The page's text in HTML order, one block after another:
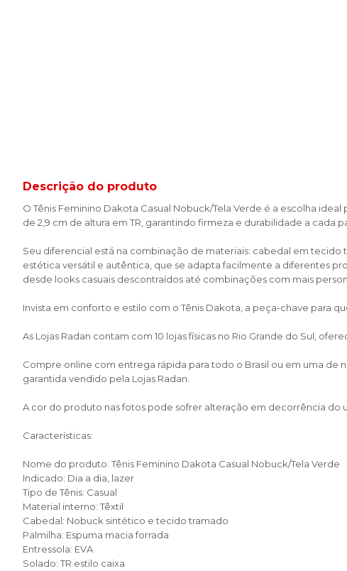
Descrição do produto
O Tênis Feminino Dakota Casual Nobuck/Tela Verde é a escolha
de 2,9 cm de altura em TR, garantindo firmeza e durabilidade a
Seu diferencial está na combinação de materiais: cabedal em
estética versátil e autêntica, que se adapta facilmente a diferentes
desde looks casuais descontraídos até combinações com mais
Invista em conforto e estilo com o Tênis Dakota, a peça-chave para
As Lojas Radan contam com 10 lojas físicas no Rio Grande do Sul,
Compre online com entrega rápida para todo o Brasil ou em uma
garantida vendido pela Lojas Radan.
A cor do produto nas fotos pode sofrer alteração em decorrência do
Características:
Nome do produto: Tênis Feminino Dakota Casual Nobuck/Tela Verde
Indicado: Dia a dia, lazer
Tipo de Tênis: Casual
Material interno: Têxtil
Cabedal: Nobuck sintético e tecido tramado
Palmilha: Espuma macia forrada
Entressola: EVA
Solado: TR estilo caixa